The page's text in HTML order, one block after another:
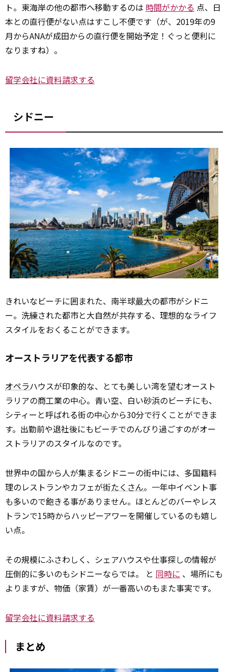
ト。東海岸の他の都市へ移動するのは 時間がかかる 点、日
本との直行便がない点はすこし不便です（が、2019年の9
月からANAが成田からの直行便を開始予定！ぐっと便利に
なりますね）。
留学会社に資料請求する
シドニー
きれいなビーチに囲まれた、南半球最大の都市がシドニ
ー。洗練された都市と大自然が共存する、理想的なライフ
スタイルをおくることができます。
オーストラリアを代表する都市
オペラハウスが印象的な、とても美しい湾を望むオースト
ラリアの商工業の中心。青い空、白い砂浜のビーチにも、
シティーと呼ばれる街の中心から30分で行くことができま
す。出勤前や退社後にもビーチでのんびり過ごすのがオー
ストラリアのスタイルなのです。
世界中の国から人が集まるシドニーの街中には、多国籍料
理のレストランやカフェが街たくさん。一年中イベント事
も多いので飽きる事がありません。ほとんどのバーやレス
トランで15時からハッピーアワーを開催しているのも嬉し
い点。
その規模にふさわしく、シェアハウスや仕事探しの情報が
圧倒的に多いのもシドニーならでは。 と 同時に 、場所にも
よりますが、物価（家賃）が一番高いのもまた事実です。
留学会社に資料請求する
まとめ